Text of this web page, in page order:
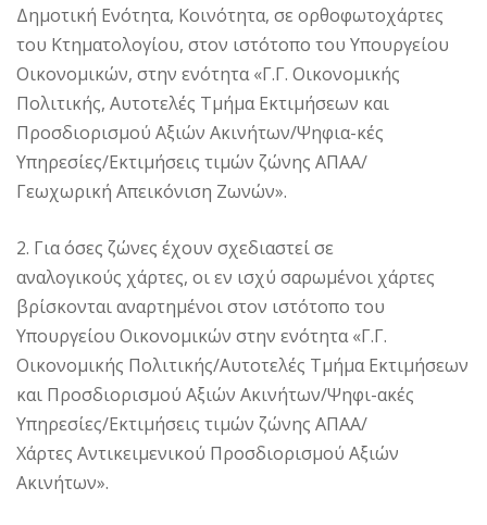
Δημοτική Ενότητα, Κοινότητα, σε ορθοφωτοχάρτες
του Κτηματολογίου, στον ιστότοπο του Υπουργείου
Οικονομικών, στην ενότητα «Γ.Γ. Οικονομικής
Πολιτικής, Αυτοτελές Τμήμα Εκτιμήσεων και
Προσδιορισμού Αξιών Ακινήτων/Ψηφια-κές
Υπηρεσίες/Εκτιμήσεις τιμών ζώνης ΑΠΑΑ/
Γεωχωρική Απεικόνιση Ζωνών».
2. Για όσες ζώνες έχουν σχεδιαστεί σε
αναλογικούς χάρτες, οι εν ισχύ σαρωμένοι χάρτες
βρίσκονται αναρτημένοι στον ιστότοπο του
Υπουργείου Οικονομικών στην ενότητα «Γ.Γ.
Οικονομικής Πολιτικής/Αυτοτελές Τμήμα Εκτιμήσεων
και Προσδιορισμού Αξιών Ακινήτων/Ψηφι-ακές
Υπηρεσίες/Εκτιμήσεις τιμών ζώνης ΑΠΑΑ/
Χάρτες Αντικειμενικού Προσδιορισμού Αξιών
Ακινήτων».